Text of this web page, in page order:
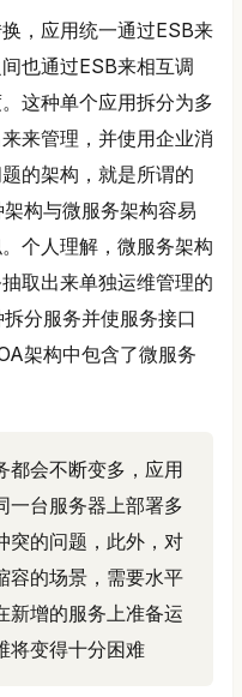
，应用统一通过ESB来
也通过ESB来相互调
这种单个应用拆分为多
来管理，并使用企业消
的架构，就是所谓的
构与微服务架构容易
个人理解，微服务架构
取出来单独运维管理的
分服务并使服务接口
架构中包含了微服务
都会不断变多，应用
一台服务器上部署多
突的问题，此外，对
容的场景，需要水平
新增的服务上准备运
将变得十分困难